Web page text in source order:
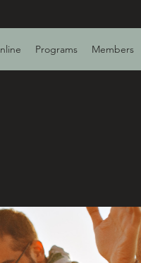
Programs Members